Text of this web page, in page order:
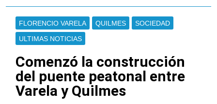
Lionel Messi llegará a
Rosario para
despedir a su padre
20 Horas Atrás
Messi, a los 68 años
24 Horas Atrás
Thiago Medina fue
imputado
formalmente por
abuso sexual
1 Día Atrás
FLORENCIO VARELA QUILMES
SOCIEDAD
ULTIMAS NOTICIAS
Comenzó la construcción
del puente peatonal entre
Varela y Quilmes